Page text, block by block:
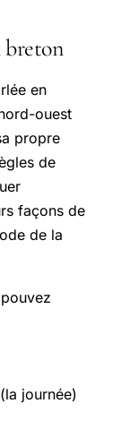
en
ouest
propre
de
façons de
de la
journée)